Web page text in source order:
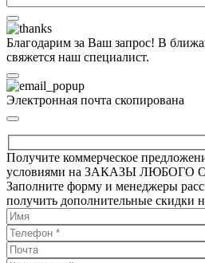
Благодарим за Ваш запрос! В
свяжется наш специалист.
Электронная почта скопирована
Получите коммерческое
условиями на ЗАКАЗЫ ЛЮБОГО
Заполните форму и менеджеры
получить дополнительные скидки